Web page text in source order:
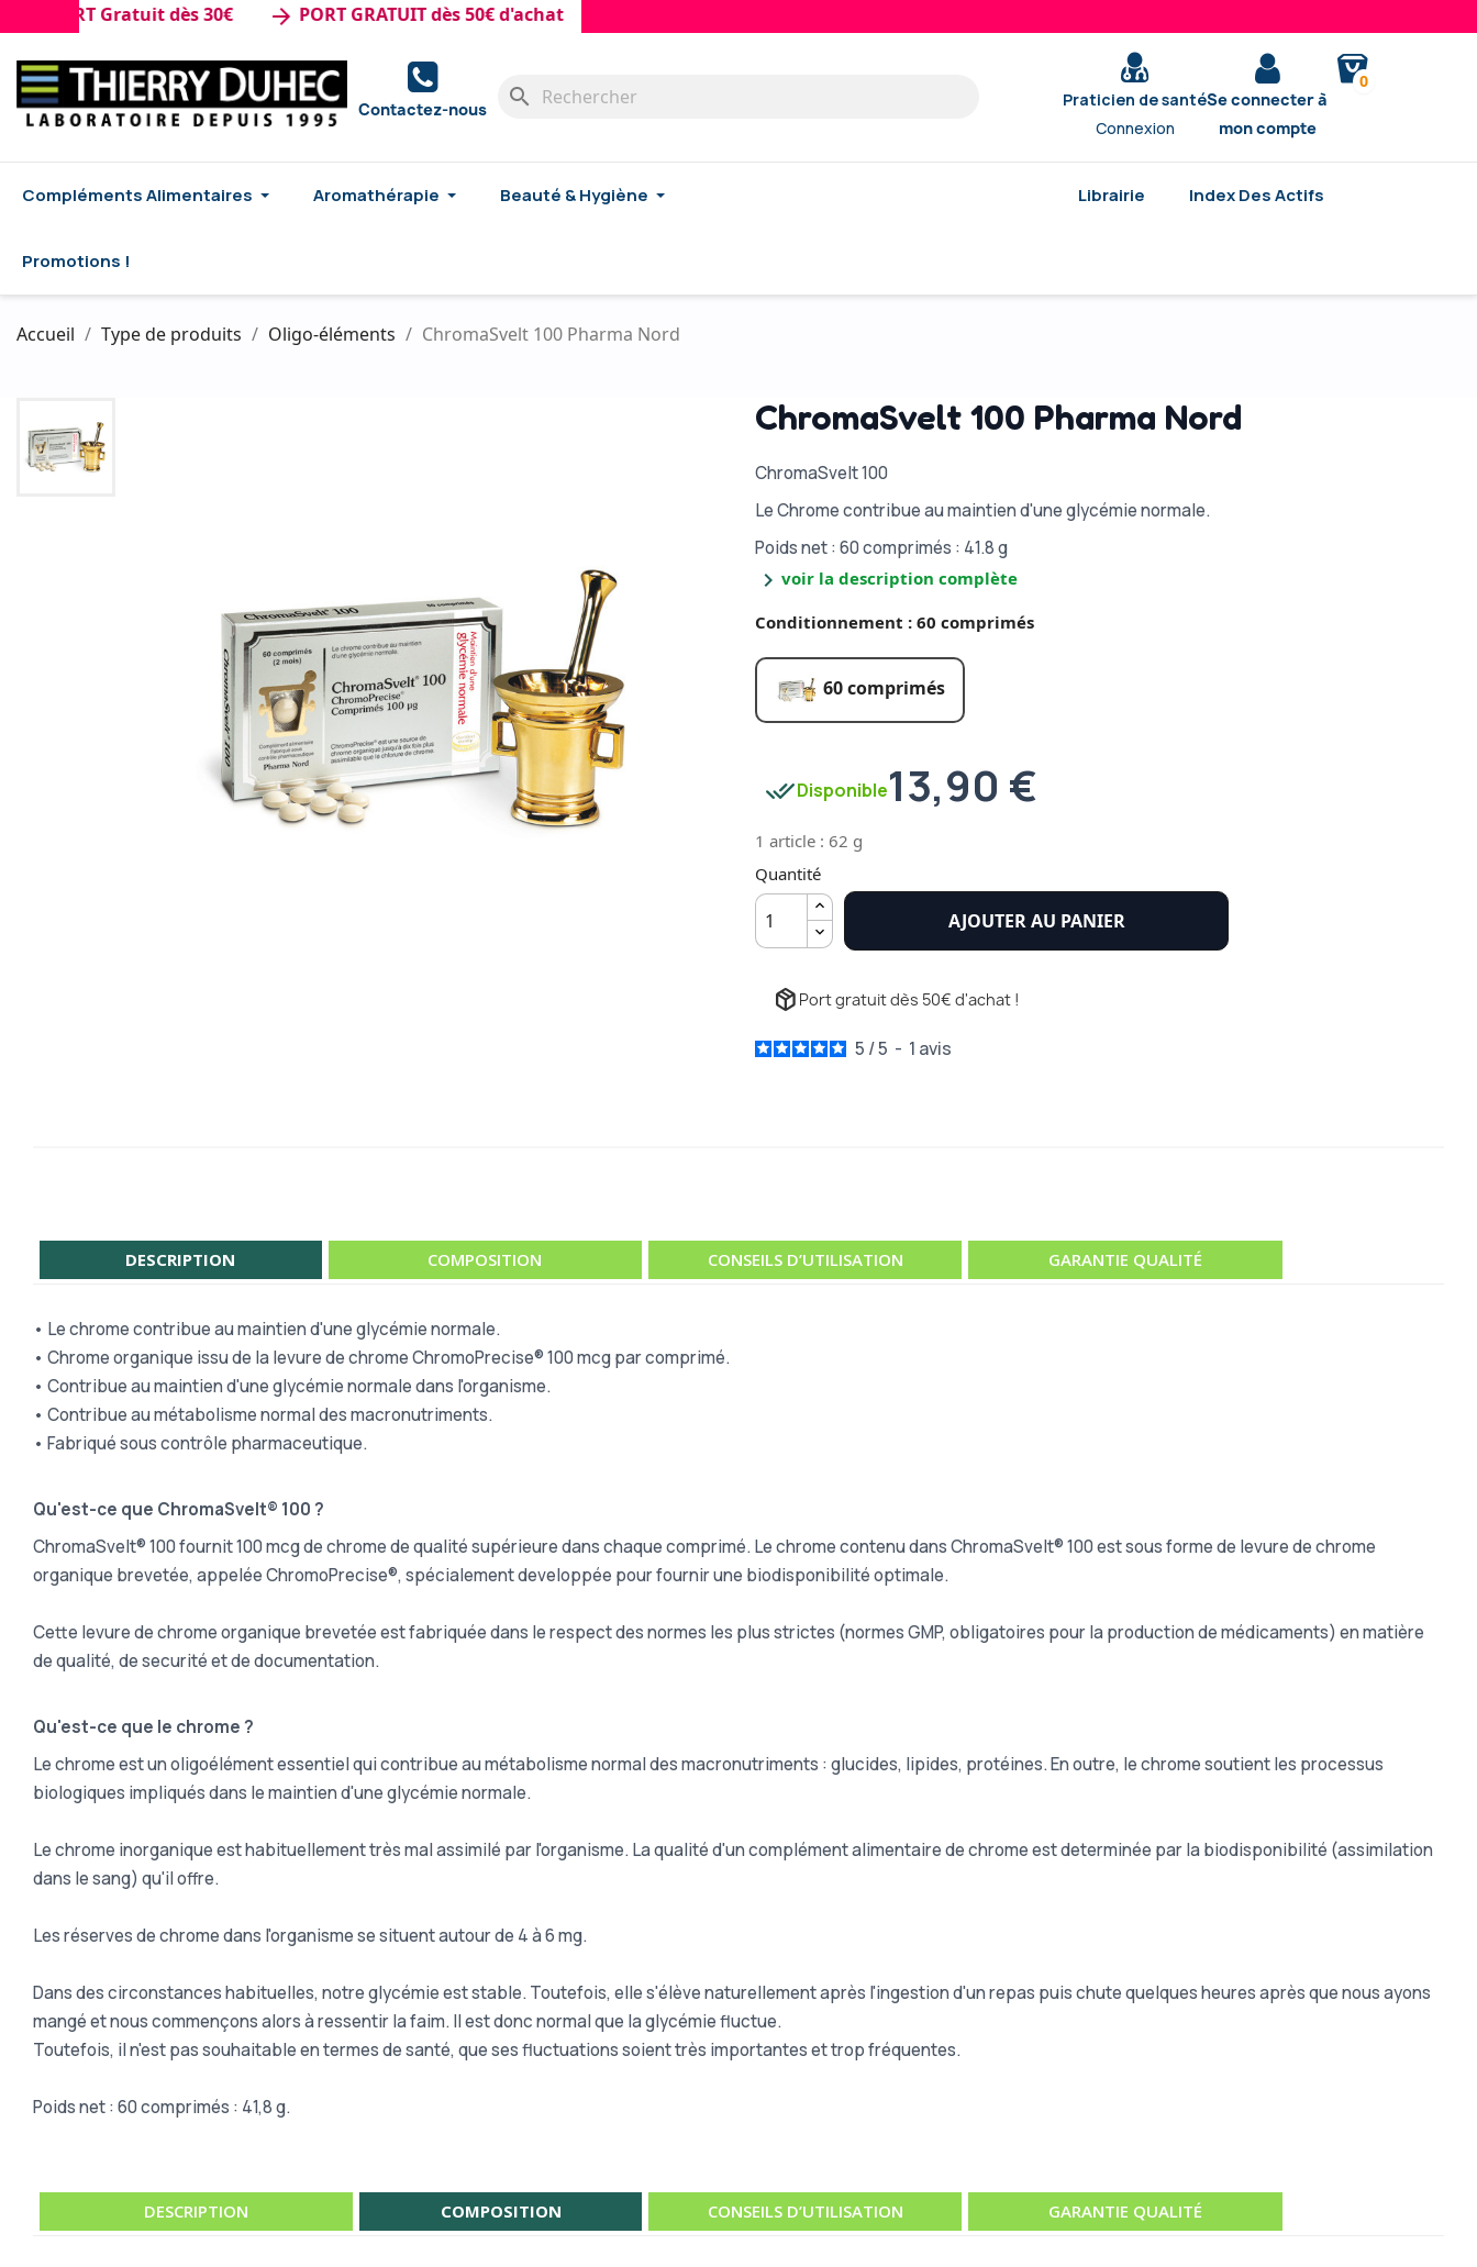
Gratuit dès 30€ arrow_forward PORT GRATUIT dès 50€ d'achat
Contactez-nous search
Praticien de santé
Connexion
Se connecter à
mon compte
0
Compléments Alimentaires Aromathérapie Beauté & Hygiène Librairie Index Des Actifs
Promotions !
Accueil Type de produits Oligo-éléments ChromaSvelt 100 Pharma Nord
ChromaSvelt 100 Pharma Nord
ChromaSvelt 100
Le Chrome contribue au maintien d'une glycémie normale.
Poids net : 60 comprimés : 41.8 g
chevron_right voir la description complète
Conditionnement : 60 comprimés
60 comprimés
done_allDisponible13,90 €
1 article : 62 g
Quantité
AJOUTER AU PANIER
package_2 Port gratuit dès 50€ d'achat !
5 /5 - 1 avis
DESCRIPTION COMPOSITION CONSEILS D’UTILISATION GARANTIE QUALITÉ
• Le chrome contribue au maintien d'une glycémie normale.
• Chrome organique issu de la levure de chrome ChromoPrecise® 100 mcg par comprimé.
• Contribue au maintien d'une glycémie normale dans l'organisme.
• Contribue au métabolisme normal des macronutriments.
• Fabriqué sous contrôle pharmaceutique.
Qu'est-ce que ChromaSvelt® 100 ?
ChromaSvelt® 100 fournit 100 mcg de chrome de qualité supérieure dans chaque comprimé. Le chrome contenu dans ChromaSvelt® 100 est sous forme de levure de chrome
organique brevetée, appelée ChromoPrecise®, spécialement developpée pour fournir une biodisponibilité optimale.
Cette levure de chrome organique brevetée est fabriquée dans le respect des normes les plus strictes (normes GMP, obligatoires pour la production de médicaments) en matière
de qualité, de securité et de documentation.
Qu'est-ce que le chrome ?
Le chrome est un oligoélément essentiel qui contribue au métabolisme normal des macronutriments : glucides, lipides, protéines. En outre, le chrome soutient les processus
biologiques impliqués dans le maintien d'une glycémie normale.
Le chrome inorganique est habituellement très mal assimilé par l'organisme. La qualité d'un complément alimentaire de chrome est determinée par la biodisponibilité (assimilation
dans le sang) qu'il offre.
Les réserves de chrome dans l'organisme se situent autour de 4 à 6 mg.
Dans des circonstances habituelles, notre glycémie est stable. Toutefois, elle s'élève naturellement après l'ingestion d'un repas puis chute quelques heures après que nous ayons
mangé et nous commençons alors à ressentir la faim. Il est donc normal que la glycémie fluctue.
Toutefois, il n'est pas souhaitable en termes de santé, que ses fluctuations soient très importantes et trop fréquentes.
Poids net : 60 comprimés : 41,8 g.
DESCRIPTION COMPOSITION CONSEILS D’UTILISATION GARANTIE QUALITÉ